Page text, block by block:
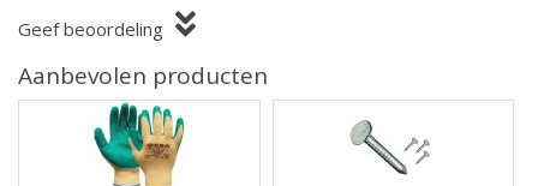
Geef beoordeling
Aanbevolen producten